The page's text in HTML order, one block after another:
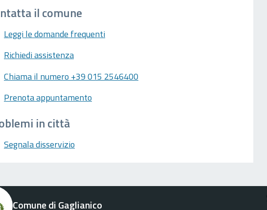
il comune
Leggi le domande frequenti
Richiedi assistenza
Chiama il numero +39 015 2546400
Prenota appuntamento
in città
Segnala disservizio
Comune di Gaglianico